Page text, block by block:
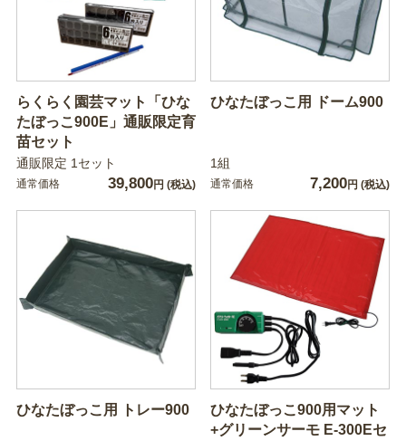
らくらく園芸マット「ひな
たぼっこ900E」通販限定育
苗セット
通販限定 1セット
通常価格 39,800円 (税込)
ひなたぼっこ用 ドーム900
1組
通常価格 7,200円 (税込)
ひなたぼっこ用 トレー900
ひなたぼっこ900用マット
+グリーンサーモ E-300Eセ